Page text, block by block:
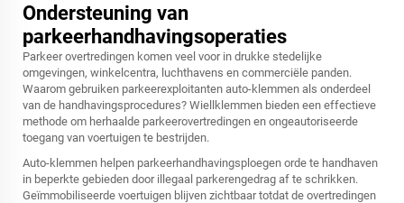
Ondersteuning van
parkeerhandhavingsoperaties
Parkeer overtredingen komen veel voor in drukke stedelijke
omgevingen, winkelcentra, luchthavens en commerciële panden.
Waarom gebruiken parkeerexploitanten auto-klemmen als onderdeel
van de handhavingsprocedures? Wiellklemmen bieden een effectieve
methode om herhaalde parkeerovertredingen en ongeautoriseerde
toegang van voertuigen te bestrijden.
Auto-klemmen helpen parkeerhandhavingsploegen orde te handhaven
in beperkte gebieden door illegaal parkerengedrag af te schrikken.
Geïmmobiliseerde voertuigen blijven zichtbaar totdat de overtredingen